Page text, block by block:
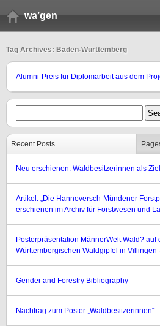
wa’gen
Tag Archives: Baden-Württemberg
Alumni-Preis für Diplomarbeit aus dem
Recent Posts
Neu erschienen: Waldbesitzerinnen als
Artikel: „Die Hannoversch-Mündener
erschienen im Archiv für Forstwesen und
Posterpräsentation MännerWelt Wald? auf
Württembergischen Waldgipfel in
Gender and Forestry Bibliography
Nachtrag zum Poster „Waldbesitzerinnen“